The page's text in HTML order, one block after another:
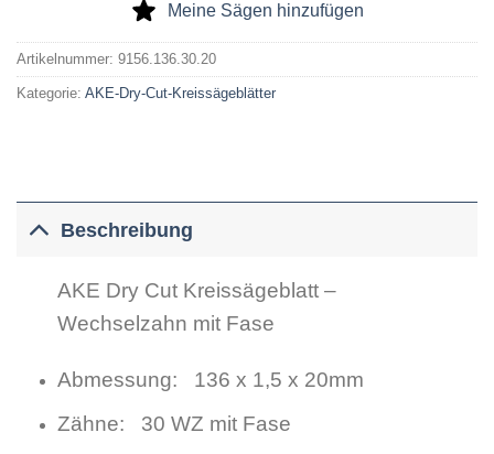
Meine Sägen hinzufügen
Artikelnummer: 9156.136.30.20
Kategorie: AKE-Dry-Cut-Kreissägeblätter
Beschreibung
AKE Dry Cut Kreissägeblatt –
Wechselzahn mit Fase
Abmessung: 136 x 1,5 x 20mm
Zähne: 30 WZ mit Fase